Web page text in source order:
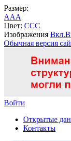
Размер:
AAA
Цвет: CCC
Изображения Вкл.
Обычная версия
Войти
Открытые
Контакты